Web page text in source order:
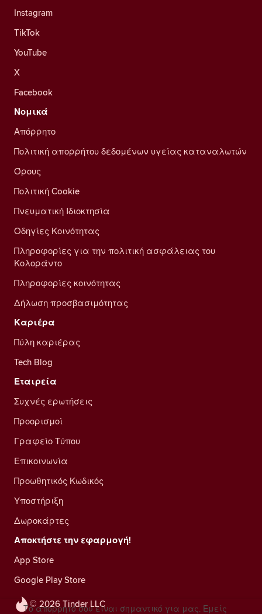
© 2026 Tinder LLC
Instagram
TikTok
YouTube
X
Facebook
Νομικά
Απόρρητο
Πολιτική απορρήτου δεδομένων υγείας καταναλωτών
Όρους
Πολιτική Cookie
Πνευματική Ιδιοκτησία
Οδηγίες Κοινότητας
Πληροφορίες για την πολιτική ασφάλειας του
Κολοράντο
Πληροφορίες κοινότητας
Δήλωση προσβασιμότητας
Καριέρα
Πύλη καριέρας
Tech Blog
Εταιρεία
Συχνές ερωτήσεις
Προορισμοί
Γραφείο Τύπου
Επικοινωνία
Προωθητικός Κωδικός
Υποστήριξη
Δωροκάρτες
Αποκτήστε την εφαρμογή!
App Store
Google Play Store
Το απόρρητό σου είναι σημαντικό για μας. Εμείς